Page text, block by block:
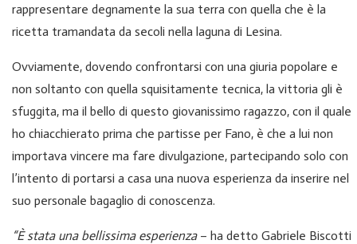
rappresentare degnamente la sua terra con quella che è la
ricetta tramandata da secoli nella laguna di Lesina.
Ovviamente, dovendo confrontarsi con una giuria popolare e
non soltanto con quella squisitamente tecnica, la vittoria gli è
sfuggita, ma il bello di questo giovanissimo ragazzo, con il quale
ho chiacchierato prima che partisse per Fano, è che a lui non
importava vincere ma fare divulgazione, partecipando solo con
l’intento di portarsi a casa una nuova esperienza da inserire nel
suo personale bagaglio di conoscenza.
“È stata una bellissima esperienza– ha detto Gabriele Biscotti